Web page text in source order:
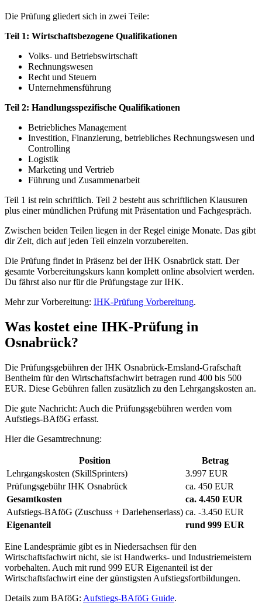
Die Prüfung gliedert sich in zwei Teile:
Teil 1: Wirtschaftsbezogene Qualifikationen
Volks- und Betriebswirtschaft
Rechnungswesen
Recht und Steuern
Unternehmensführung
Teil 2: Handlungsspezifische Qualifikationen
Betriebliches Management
Investition, Finanzierung, betriebliches Rechnungswesen und
Controlling
Logistik
Marketing und Vertrieb
Führung und Zusammenarbeit
Teil 1 ist rein schriftlich. Teil 2 besteht aus schriftlichen Klausuren
plus einer mündlichen Prüfung mit Präsentation und Fachgespräch.
Zwischen beiden Teilen liegen in der Regel einige Monate. Das gibt
dir Zeit, dich auf jeden Teil einzeln vorzubereiten.
Die Prüfung findet in Präsenz bei der IHK Osnabrück statt. Der
gesamte Vorbereitungskurs kann komplett online absolviert werden.
Du fährst also nur für die Prüfungstage zur IHK.
Mehr zur Vorbereitung: IHK-Prüfung Vorbereitung.
Was kostet eine IHK-Prüfung in
Osnabrück?
Die Prüfungsgebühren der IHK Osnabrück-Emsland-Grafschaft
Bentheim für den Wirtschaftsfachwirt betragen rund 400 bis 500
EUR. Diese Gebühren fallen zusätzlich zu den Lehrgangskosten an.
Die gute Nachricht: Auch die Prüfungsgebühren werden vom
Aufstiegs-BAföG erfasst.
Hier die Gesamtrechnung:
Position
Betrag
Lehrgangskosten (SkillSprinters)
3.997 EUR
Prüfungsgebühr IHK Osnabrück
ca. 450 EUR
Gesamtkosten
ca. 4.450 EUR
Aufstiegs-BAföG (Zuschuss + Darlehenserlass) ca. -3.450 EUR
Eigenanteil
rund 999 EUR
Eine Landesprämie gibt es in Niedersachsen für den
Wirtschaftsfachwirt nicht, sie ist Handwerks- und Industriemeistern
vorbehalten. Auch mit rund 999 EUR Eigenanteil ist der
Wirtschaftsfachwirt eine der günstigsten Aufstiegsfortbildungen.
Details zum BAföG: Aufstiegs-BAföG Guide.